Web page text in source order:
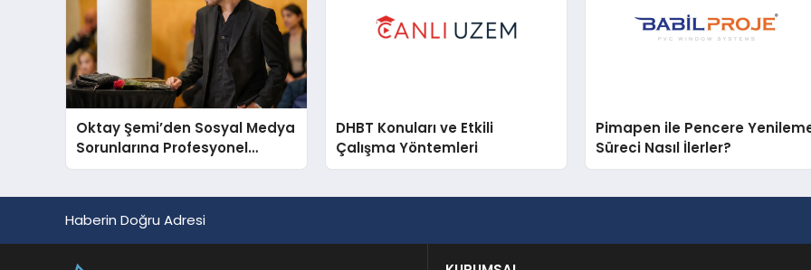
Oktay Şemi’den Sosyal Medya
Sorunlarına Profesyonel
Müdahale ve Hızlı Çözüm
DHBT Konuları ve Etkili
Çalışma Yöntemleri
Pimapen ile Pencere
Süreci Nasıl İlerler?
Haberin Doğru Adresi